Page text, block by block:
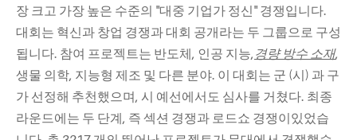
장 크고 가장 높은 수준의 "대중 기업가 정신" 경쟁입니다.
대회는 혁신과 창업 경쟁과 대회 공개라는 두 그룹으로 구성
됩니다. 참여 프로젝트는 반도체, 인공 지능, 경량 방수 소재,
생물 의학, 지능형 제조 및 다른 분야. 이 대회는 군 (시) 과 구
가 선정해 추천했으며, 시 예선에서도 심사를 거쳤다. 최종
라운드에는 두 단계, 즉 섹션 경쟁과 로드쇼 경쟁이있었습